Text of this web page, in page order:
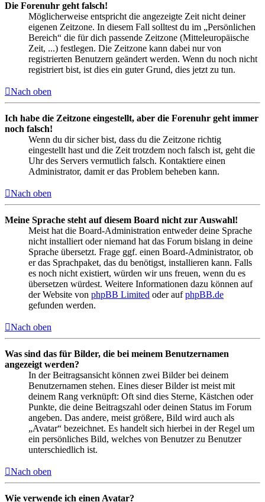
Die Forenuhr geht falsch!
Möglicherweise entspricht die angezeigte Zeit nicht deiner
eigenen Zeitzone. In diesem Fall solltest du im „Persönlichen
Bereich“ die für dich passende Zeitzone (Mitteleuropäische
Zeit, ...) festlegen. Die Zeitzone kann dabei nur von
registrierten Benutzern geändert werden. Wenn du noch nicht
registriert bist, ist dies ein guter Grund, dies jetzt zu tun.
Nach oben
Ich habe die Zeitzone eingestellt, aber die Forenuhr geht immer
noch falsch!
Wenn du dir sicher bist, dass du die Zeitzone richtig
eingestellt hast und die Zeit trotzdem noch falsch ist, geht die
Uhr des Servers vermutlich falsch. Kontaktiere einen
Administrator, damit er das Problem beheben kann.
Nach oben
Meine Sprache steht auf diesem Board nicht zur Auswahl!
Meist hat die Board-Administration entweder deine Sprache
nicht installiert oder niemand hat das Forum bislang in deine
Sprache übersetzt. Frage ggf. einen Board-Administrator, ob
er das Sprachpaket, das du benötigst, installieren kann. Falls
es noch nicht existiert, würden wir uns freuen, wenn du es
übersetzen würdest. Weitere Informationen dazu können auf
der Website von phpBB Limited oder aufphpBB.de
gefunden werden.
Nach oben
Was sind das für Bilder, die bei meinem Benutzernamen
angezeigt werden?
In der Beitragsansicht können zwei Bilder bei deinem
Benutzernamen stehen. Eines dieser Bilder ist meist mit
deinem Rang verknüpft: Oft sind dies Sterne, Kästchen oder
Punkte, die deine Beitragszahl oder deinen Status im Forum
angeben. Das andere, meist größere, Bild wird auch als
„Avatar“ bezeichnet. Es handelt sich hierbei in der Regel um
ein persönliches Bild, welches von Benutzer zu Benutzer
unterschiedlich ist.
Nach oben
Wie verwende ich einen Avatar?